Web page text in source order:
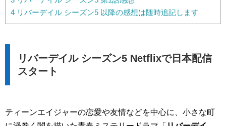
4 リバーデイル シーズン5 以降の感想は随時追記します
リバーデイル シーズン5 Netflixで日本配信
スタート
ティーンエイジャーの恋愛や友情などを中心に、小さな町